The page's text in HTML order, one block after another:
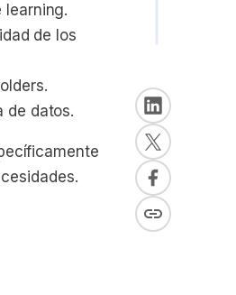
learning.
de los
de datos.